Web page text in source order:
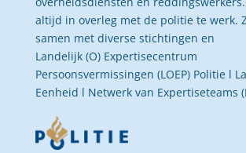
altijd in overleg met de politie te werk.
samen met diverse stichtingen en
Landelijk (O) Expertisecentrum
Persoonsvermissingen (LOEP) Politie l
Eenheid l Netwerk van Expertiseteams